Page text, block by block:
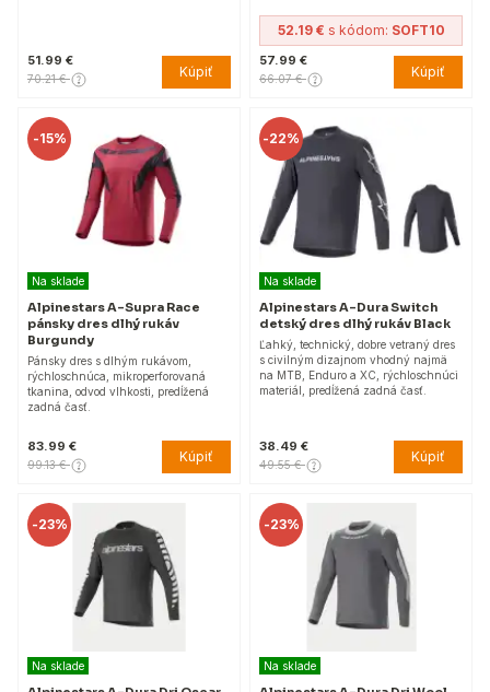
51.99 €
70.21 € Kúpiť
52.19 € s kódom: SOFT10
57.99 €
66.07 € Kúpiť
-15%
Na sklade
Alpinestars A-Supra Race
pánsky dres dlhý rukáv
Burgundy
Pánsky dres s dlhým rukávom,
rýchloschnúca, mikroperforovaná
tkanina, odvod vlhkosti, predĺžená
zadná časť.
83.99 €
99.13 € Kúpiť
-22%
Na sklade
Alpinestars A-Dura Switch
detský dres dlhý rukáv Black
Ľahký, technický, dobre vetraný dres
s civilným dizajnom vhodný najmä
na MTB, Enduro a XC, rýchloschnúci
materiál, predĺžená zadná časť.
38.49 €
49.55 € Kúpiť
-23%
Na sklade
-23%
Na sklade